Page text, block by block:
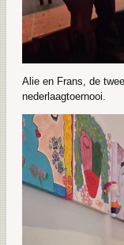
Alie en Frans, de
nederlaagtoernooi.